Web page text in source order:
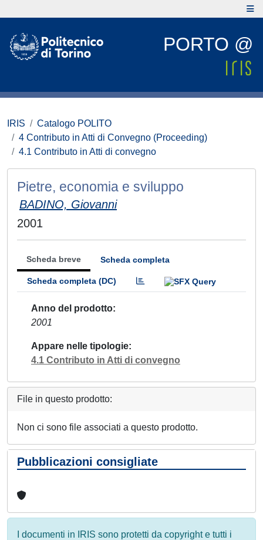
PORTO @
IRIS
Catalogo POLITO
4 Contributo in Atti di Convegno (Proceeding)
4.1 Contributo in Atti di convegno
Pietre, economia e sviluppo
BADINO, Giovanni
2001
Scheda breve Scheda completa
Scheda completa (DC)
Anno del prodotto
2001
Appare nelle tipologie
4.1 Contributo in Atti di convegno
File in questo prodotto:
Non ci sono file associati a questo prodotto.
Pubblicazioni consigliate
I documenti in IRIS sono protetti da copyright e tutti i